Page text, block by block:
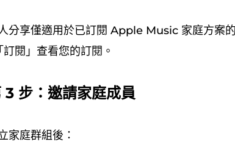
分享僅適用於已訂閱 Apple Music 家庭方案
訂閱」查看您的訂閱。
3 步：邀請家庭成員
家庭群組後：